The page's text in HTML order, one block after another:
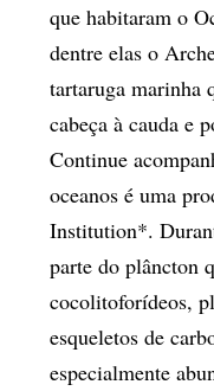
que habitaram o
dentre elas o
tartaruga marinha
cabeça à cauda e
Continue
oceanos é uma
Institution*.
parte do plâncton
cocolitoforídeos,
esqueletos de
especialmente